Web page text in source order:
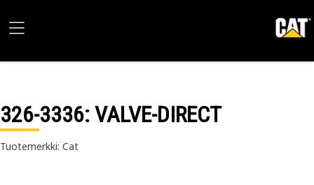
326-3336: VALVE-DIRECT
Tuotemerkki: Cat